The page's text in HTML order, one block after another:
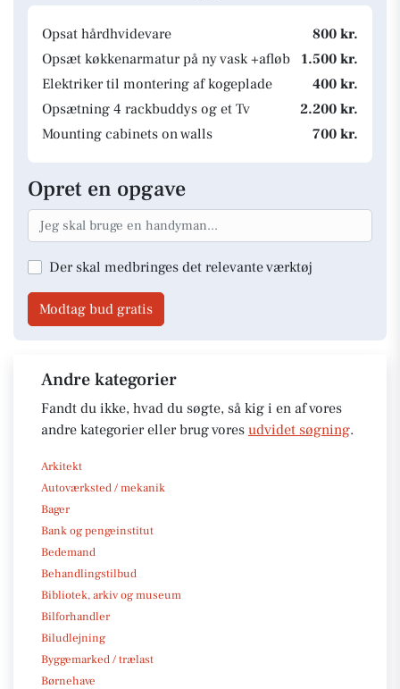
Opsat hårdhvidevare
800 kr.
Opsæt køkkenarmatur på ny vask +afløb
1.500 kr.
Elektriker til montering af kogeplade
400 kr.
Opsætning 4 rackbuddys og et Tv
2.200 kr.
Mounting cabinets on walls
700 kr.
Opret en opgave
Der skal medbringes det relevante værktøj
Modtag bud gratis
Andre kategorier
Fandt du ikke, hvad du søgte, så kig i en af vores
andre kategorier eller brug vores udvidet søgning.
Arkitekt
Autoværksted / mekanik
Bager
Bank og pengeinstitut
Bedemand
Behandlingstilbud
Bibliotek, arkiv og museum
Bilforhandler
Biludlejning
Byggemarked / trælast
Børnehave